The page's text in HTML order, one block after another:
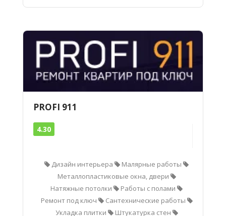
PROFI 911
4.30
Дизайн интерьера
Малярные работы
Металлопластиковые окна, двери
Натяжные потолки
Работы с полами
Ремонт под ключ
Сантехнические работы
Укладка плитки
Штукатурка стен